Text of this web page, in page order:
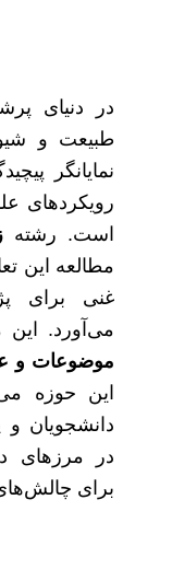
در دنیای
طبیعت و
نمایانگر
رویکردهای
است. رشته
مطالعه این
غنی برای
می‌آورد.
موضوعات و
این حوزه
دانشجویان
در مرزهای
برای